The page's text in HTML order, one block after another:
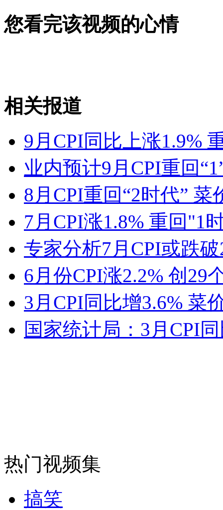
您看完该视频的心情
相关报道
9月CPI同比上涨1.9%
业内预计9月CPI重回
8月CPI重回“2时代” 菜
7月CPI涨1.8% 重回"1
专家分析7月CPI或跌
6月份CPI涨2.2% 创29
3月CPI同比增3.6% 菜
国家统计局：3月CPI
热门视频集
搞笑